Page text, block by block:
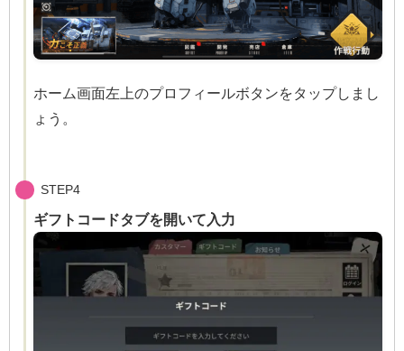
ホーム画面左上のプロフィールボタンをタップしまし
ょう。
STEP4
ギフトコードタブを開いて入力